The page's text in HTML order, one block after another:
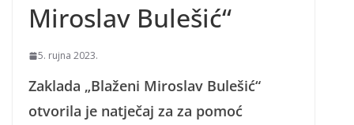
Miroslav Bulešić“
5. rujna 2023.
Zaklada „Blaženi Miroslav Bulešić“
otvorila je natječaj za za pomoć